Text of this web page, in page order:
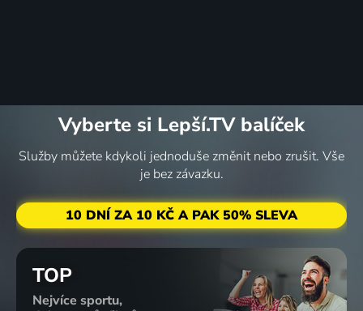
Vyberte si Lepší.TV balíček
Služby můžete kdykoli jednoduše změnit nebo zrušit. Vše
je bez závazku.
10 DNÍ ZA 10 KČ A PAK 50% SLEVA
TOP
Nejvíce sportu,